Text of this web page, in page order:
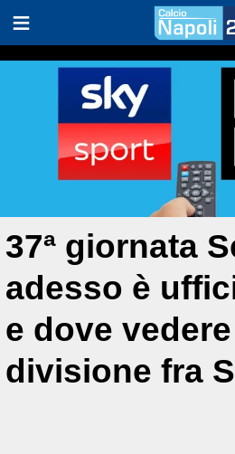
37ª giornata
adesso è
e dove
divisione fra